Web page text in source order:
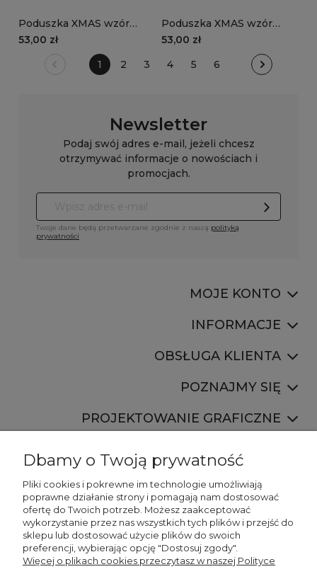
Poduszka XMAS wzór
XM34 | Czerwone
53,00 zł
Poduszka XMAS wzór
XM29 | Czerwone jingle
53,00 zł
1
2 3 4 5 6
Newsletter
Podaj swój adres e-mail, jeżeli chcesz
otrzymywać informacje o nowościach i
promocjach.
Twoje dane będą przetwarzane zgodnie z naszą polityką
prywatności
MOJE KONTO
INFORMACJE
OBSŁUGA KLIENTA
POZNAJMY SIĘ
PROJEKTOWANIE GRAFICZNE
887 750 445
536 346 177
Dbamy o Twoją prywatność
Pliki cookies i pokrewne im technologie umożliwiają
poprawne działanie strony i pomagają nam dostosować
ofertę do Twoich potrzeb. Możesz zaakceptować
wykorzystanie przez nas wszystkich tych plików i przejść do
sklepu lub dostosować użycie plików do swoich
preferencji, wybierając opcję "Dostosuj zgody".
Więcej o plikach cookies przeczytasz w naszej Polityce